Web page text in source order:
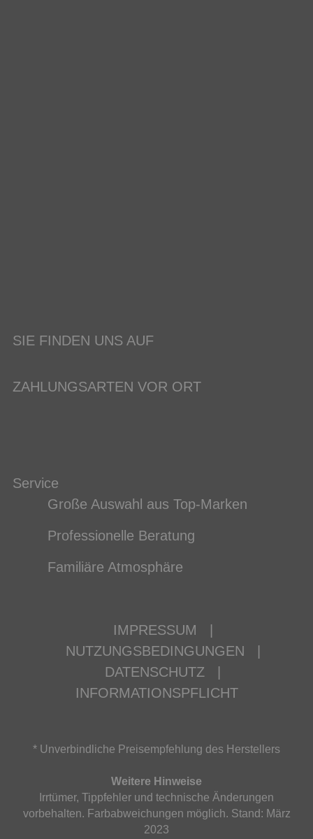
SIE FINDEN UNS AUF
ZAHLUNGSARTEN VOR ORT
Service
Große Auswahl aus Top-Marken
Professionelle Beratung
Familiäre Atmosphäre
IMPRESSUM
NUTZUNGSBEDINGUNGEN
DATENSCHUTZ
INFORMATIONSPFLICHT
* Unverbindliche Preisempfehlung des Herstellers
Weitere Hinweise
Irrtümer, Tippfehler und technische Änderungen
vorbehalten. Farbabweichungen möglich. Stand: März
2023